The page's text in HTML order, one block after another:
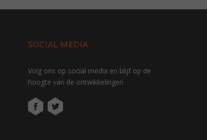
SOCIAL MEDIA
Volg ons op social media en blijf op de
hoogte van de ontwikkelingen